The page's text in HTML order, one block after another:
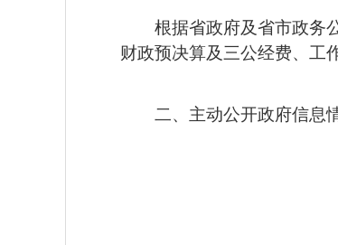
根据省政府及省市政务
财政预决算及三公经费、工
二、主动公开政府信息